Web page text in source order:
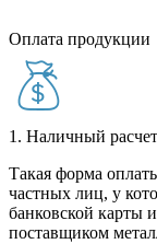
Оплата продукции
1. Наличный расчет
Такая форма
частных лиц, у
банковской карты
поставщиком